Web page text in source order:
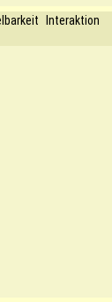
Interaktion